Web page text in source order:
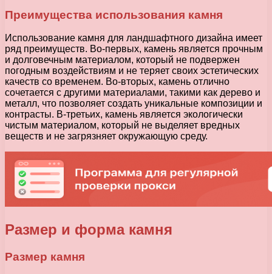
Преимущества использования камня
Использование камня для ландшафтного дизайна имеет
ряд преимуществ. Во-первых, камень является прочным
и долговечным материалом, который не подвержен
погодным воздействиям и не теряет своих эстетических
качеств со временем. Во-вторых, камень отлично
сочетается с другими материалами, такими как дерево и
металл, что позволяет создать уникальные композиции и
контрасты. В-третьих, камень является экологически
чистым материалом, который не выделяет вредных
веществ и не загрязняет окружающую среду.
Размер и форма камня
Размер камня